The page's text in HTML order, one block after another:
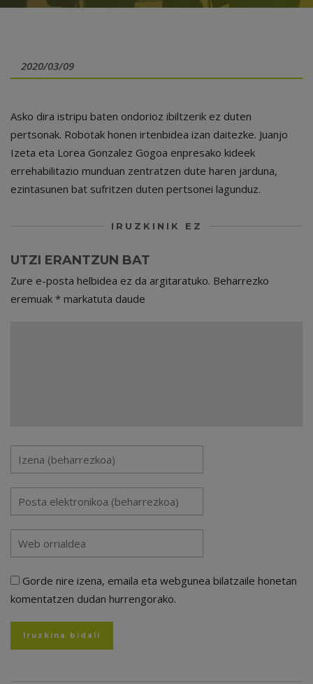
2020/03/09
Asko dira istripu baten ondorioz ibiltzerik ez duten
pertsonak. Robotak honen irtenbidea izan daitezke. Juanjo
Izeta eta Lorea Gonzalez Gogoa enpresako kideek
errehabilitazio munduan zentratzen dute haren jarduna,
ezintasunen bat sufritzen duten pertsonei lagunduz.
IRUZKINIK EZ
UTZI ERANTZUN BAT
Zure e-posta helbidea ez da argitaratuko. Beharrezko
eremuak * markatuta daude
Gorde nire izena, emaila eta webgunea bilatzaile honetan
komentatzen dudan hurrengorako.